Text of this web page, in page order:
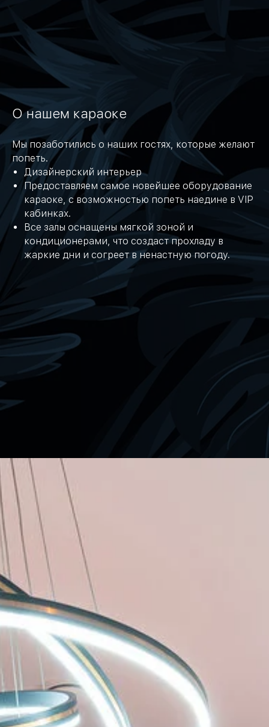
О нашем караоке
Мы позаботились о наших гостях, которые желают
попеть.
Дизайнерский интерьер
Предоставляем самое новейшее оборудование
караоке, с возможностью попеть наедине в VIP
кабинках.
Все залы оснащены мягкой зоной и
кондиционерами, что создаст прохладу в
жаркие дни и согреет в ненастную погоду.